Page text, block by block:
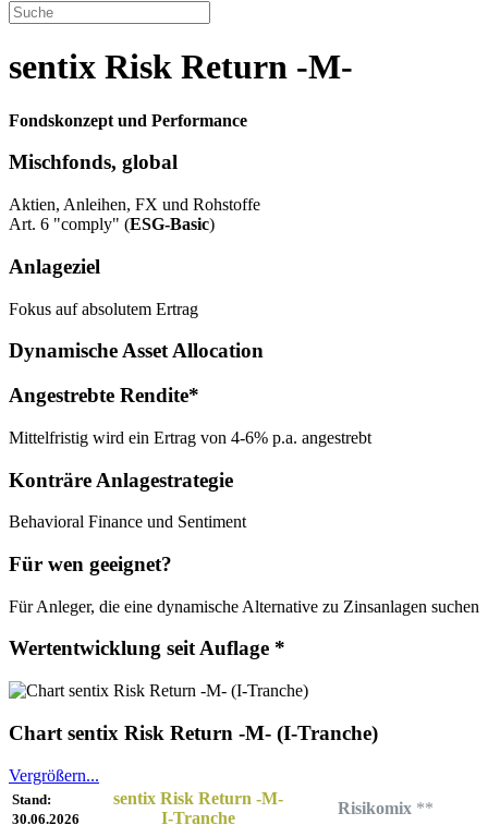
sentix Risk Return -M-
Fondskonzept und Performance
Mischfonds, global
Aktien, Anleihen, FX und Rohstoffe
Art. 6 "comply" (ESG-Basic)
Anlageziel
Fokus auf absolutem Ertrag
Dynamische Asset Allocation
Angestrebte Rendite*
Mittelfristig wird ein Ertrag von 4-6% p.a. angestrebt
Konträre Anlagestrategie
Behavioral Finance und Sentiment
Für wen geeignet?
Für Anleger, die eine dynamische Alternative zu Zinsanlagen suchen
Wertentwicklung seit Auflage *
Chart sentix Risk Return -M- (I-Tranche)
Vergrößern...
Stand:
30.06.2026
sentix Risk Return -M-
I-Tranche
Risikomix **